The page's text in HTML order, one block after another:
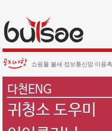
쇼핑몰 불새 정보통신망 이용